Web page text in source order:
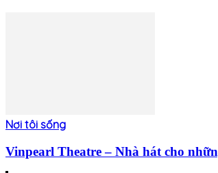
Nơi tôi sống
Vinpearl Theatre – Nhà hát cho